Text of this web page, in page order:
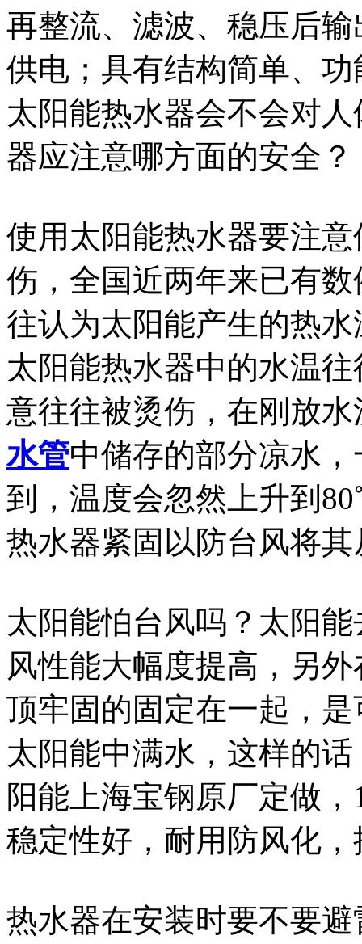
再整流、滤波、稳压后
供电；具有结构简单、
太阳能热水器会不会对
器应注意哪方面的安全？
使用太阳能热水器要注
伤，全国近两年来已有
往认为太阳能产生的热
太阳能热水器中的水温
意往往被烫伤，在刚放
水管中储存的部分凉水
到，温度会忽然上升到
热水器紧固以防台风将
太阳能怕台风吗？太阳
风性能大幅度提高，另
顶牢固的固定在一起，
太阳能中满水，这样的
阳能上海宝钢原厂定做
稳定性好，耐用防风化
热水器在安装时要不要